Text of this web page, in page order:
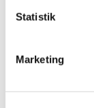
Statistik
Marketing